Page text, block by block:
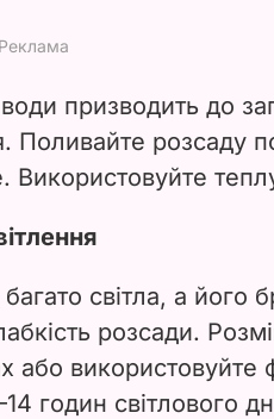
призводить до
Поливайте розсаду
Використовуйте
світла, а його
розсади.
або
годин світлового